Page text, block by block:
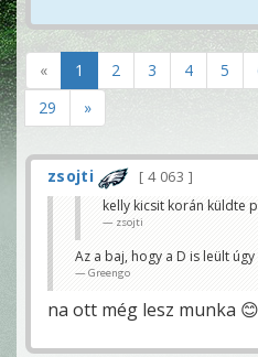
« 1 2 3 4 5
29
»
zsojti
4 063
kelly kicsit korán küldte
zsojti
Az a baj, hogy a D is leült
Greengo
na ott még lesz munka 😊